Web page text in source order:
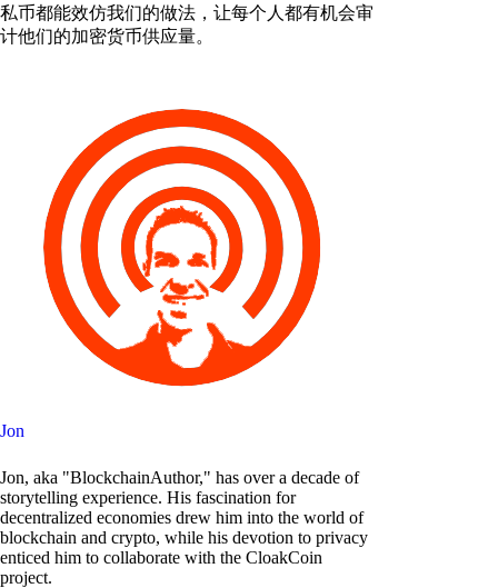
私币都能效仿我们的做法，让每个人都有机会审
计他们的加密货币供应量。
Jon
Jon, aka "BlockchainAuthor," has over a decade of
storytelling experience. His fascination for
decentralized economies drew him into the world of
blockchain and crypto, while his devotion to privacy
enticed him to collaborate with the CloakCoin
project.